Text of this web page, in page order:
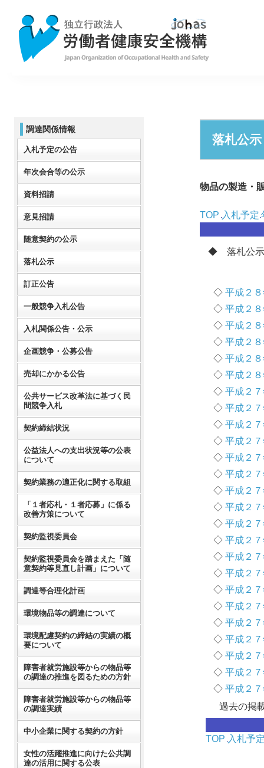
落札公示
物品の製造・
TOP 入札予定
◆ 落札公
◇ 平成２
◇ 平成２
◇ 平成２
◇ 平成２
◇ 平成２
◇ 平成２
◇ 平成２
◇ 平成２
◇ 平成２
◇ 平成２
◇ 平成２
◇ 平成２
◇ 平成２
◇ 平成２
◇ 平成２
◇ 平成２
◇ 平成２
◇ 平成２
◇ 平成２
◇ 平成２
◇ 平成２
◇ 平成２
◇ 平成２
◇ 平成２
◇ 平成２
過去の掲
TOP 入札予
調達関係情報
入札予定の公告
年次会合等の公示
資料招請
意見招請
随意契約の公示
落札公示
訂正公告
一般競争入札公告
入札関係公告・公示
企画競争・公募公告
売却にかかる公告
公共サービス改革法に基づく民
間競争入札
契約締結状況
公益法人への支出状況等の公表
について
契約業務の適正化に関する取組
「１者応札・１者応募」に係る
改善方策について
契約監視委員会
契約監視委員会を踏まえた「随
意契約等見直し計画」について
調達等合理化計画
環境物品等の調達について
環境配慮契約の締結の実績の概
要について
障害者就労施設等からの物品等
の調達の推進を図るための方針
障害者就労施設等からの物品等
の調達実績
中小企業に関する契約の方針
女性の活躍推進に向けた公共調
達の活用に関する公表